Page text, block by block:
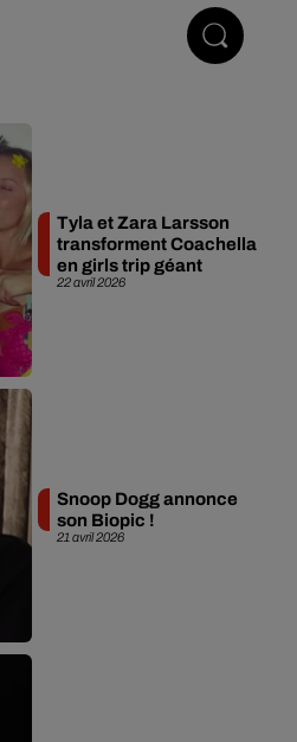
22 avril 2026
Tyla et Zara Larsson
transforment Coachella
en girls trip géant
21 avril 2026
Snoop Dogg annonce
son Biopic !